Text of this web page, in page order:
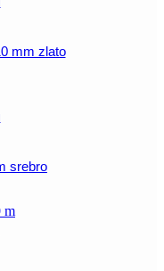
mm zlato
srebro